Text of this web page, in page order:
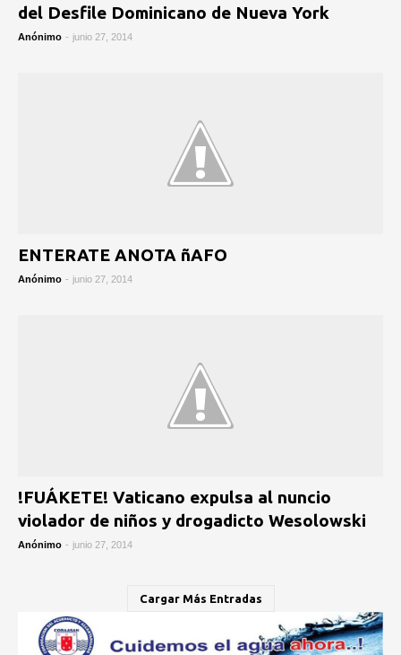
Anónimo - junio 27, 2014
ENTERATE‏ ANOTA ñAFO
Anónimo - junio 27, 2014
!FUÁKETE! Vaticano expulsa al nuncio
violador de niños y drogadicto Wesolowski
Anónimo - junio 27, 2014
Cargar Más Entradas